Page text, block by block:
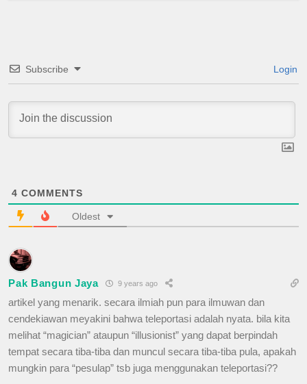
Subscribe Login
4 COMMENTS
Oldest
Pak Bangun Jaya 9 years ago
artikel yang menarik. secara ilmiah pun para ilmuwan dan
cendekiawan meyakini bahwa teleportasi adalah nyata. bila kita
melihat “magician” ataupun “illusionist” yang dapat berpindah
tempat secara tiba-tiba dan muncul secara tiba-tiba pula, apakah
mungkin para “pesulap” tsb juga menggunakan teleportasi??